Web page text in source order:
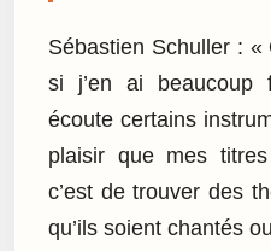
Sébastien Schuller :
si j’en ai beaucoup
écoute certains
plaisir que mes
c’est de trouver des
qu’ils soient chantés